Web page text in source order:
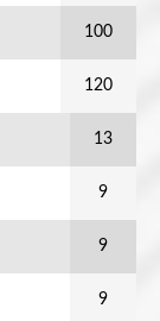
100
120
13
9
9
9